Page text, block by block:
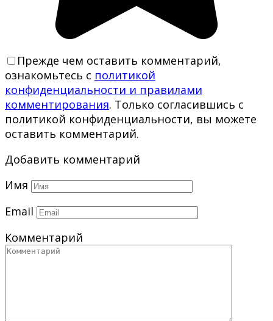
Прежде чем оставить комментарий,
ознакомьтесь с политикой
конфиденциальности и правилами
комментирования. Только согласившись с
политикой конфиденциальности, вы можете
оставить комментарий.
Добавить комментарий
Имя
Email
Комментарий